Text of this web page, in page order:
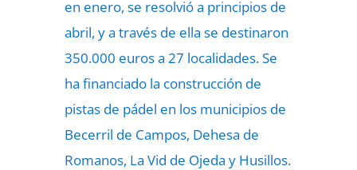
en enero, se resolvió a principios de
abril, y a través de ella se destinaron
350.000 euros a 27 localidades. Se
ha financiado la construcción de
pistas de pádel en los municipios de
Becerril de Campos, Dehesa de
Romanos, La Vid de Ojeda y Husillos.